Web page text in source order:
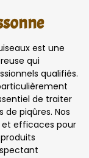
est une
qui
qualifiés.
de traiter
de piqûres. Nos
et efficaces pour